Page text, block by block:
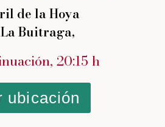
de la Hoya
Buitraga,
20:15 h
ubicación